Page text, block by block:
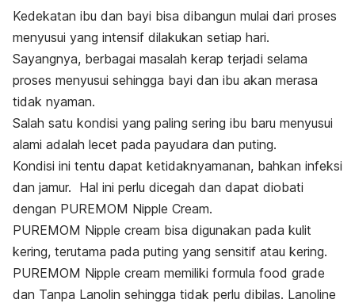
Kedekatan ibu dan bayi bisa dibangun mulai dari proses
menyusui yang intensif dilakukan setiap hari.
Sayangnya, berbagai masalah kerap terjadi selama
proses menyusui sehingga bayi dan ibu akan merasa
tidak nyaman.
Salah satu kondisi yang paling sering ibu baru menyusui
alami adalah lecet pada payudara dan puting.
Kondisi ini tentu dapat ketidaknyamanan, bahkan infeksi
dan jamur. Hal ini perlu dicegah dan dapat diobati
dengan PUREMOM Nipple Cream.
PUREMOM Nipple cream bisa digunakan pada kulit
kering, terutama pada puting yang sensitif atau kering.
PUREMOM Nipple cream memiliki formula food grade
dan Tanpa Lanolin sehingga tidak perlu dibilas. Lanoline